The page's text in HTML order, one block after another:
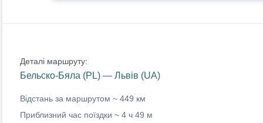
Деталі маршруту:
Бельско-Бяла (PL) — Львів (UA)
Відстань за маршрутом ~ 449 км
Приблизний час поїздки ~ 4 ч 49 м